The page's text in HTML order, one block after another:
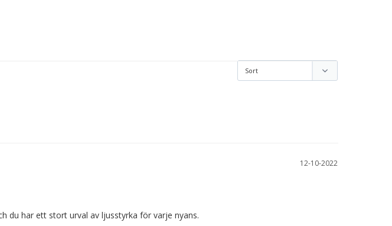
12-10-2022
du har ett stort urval av ljusstyrka för varje nyans.